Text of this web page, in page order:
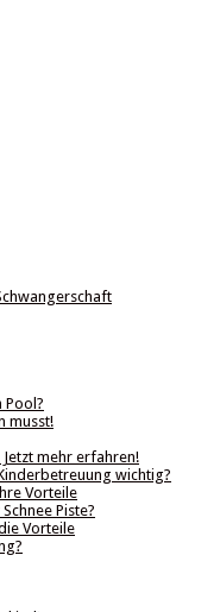
Pool?
musst!
mehr erfahren!
wichtig?
Vorteile
Piste?
Vorteile